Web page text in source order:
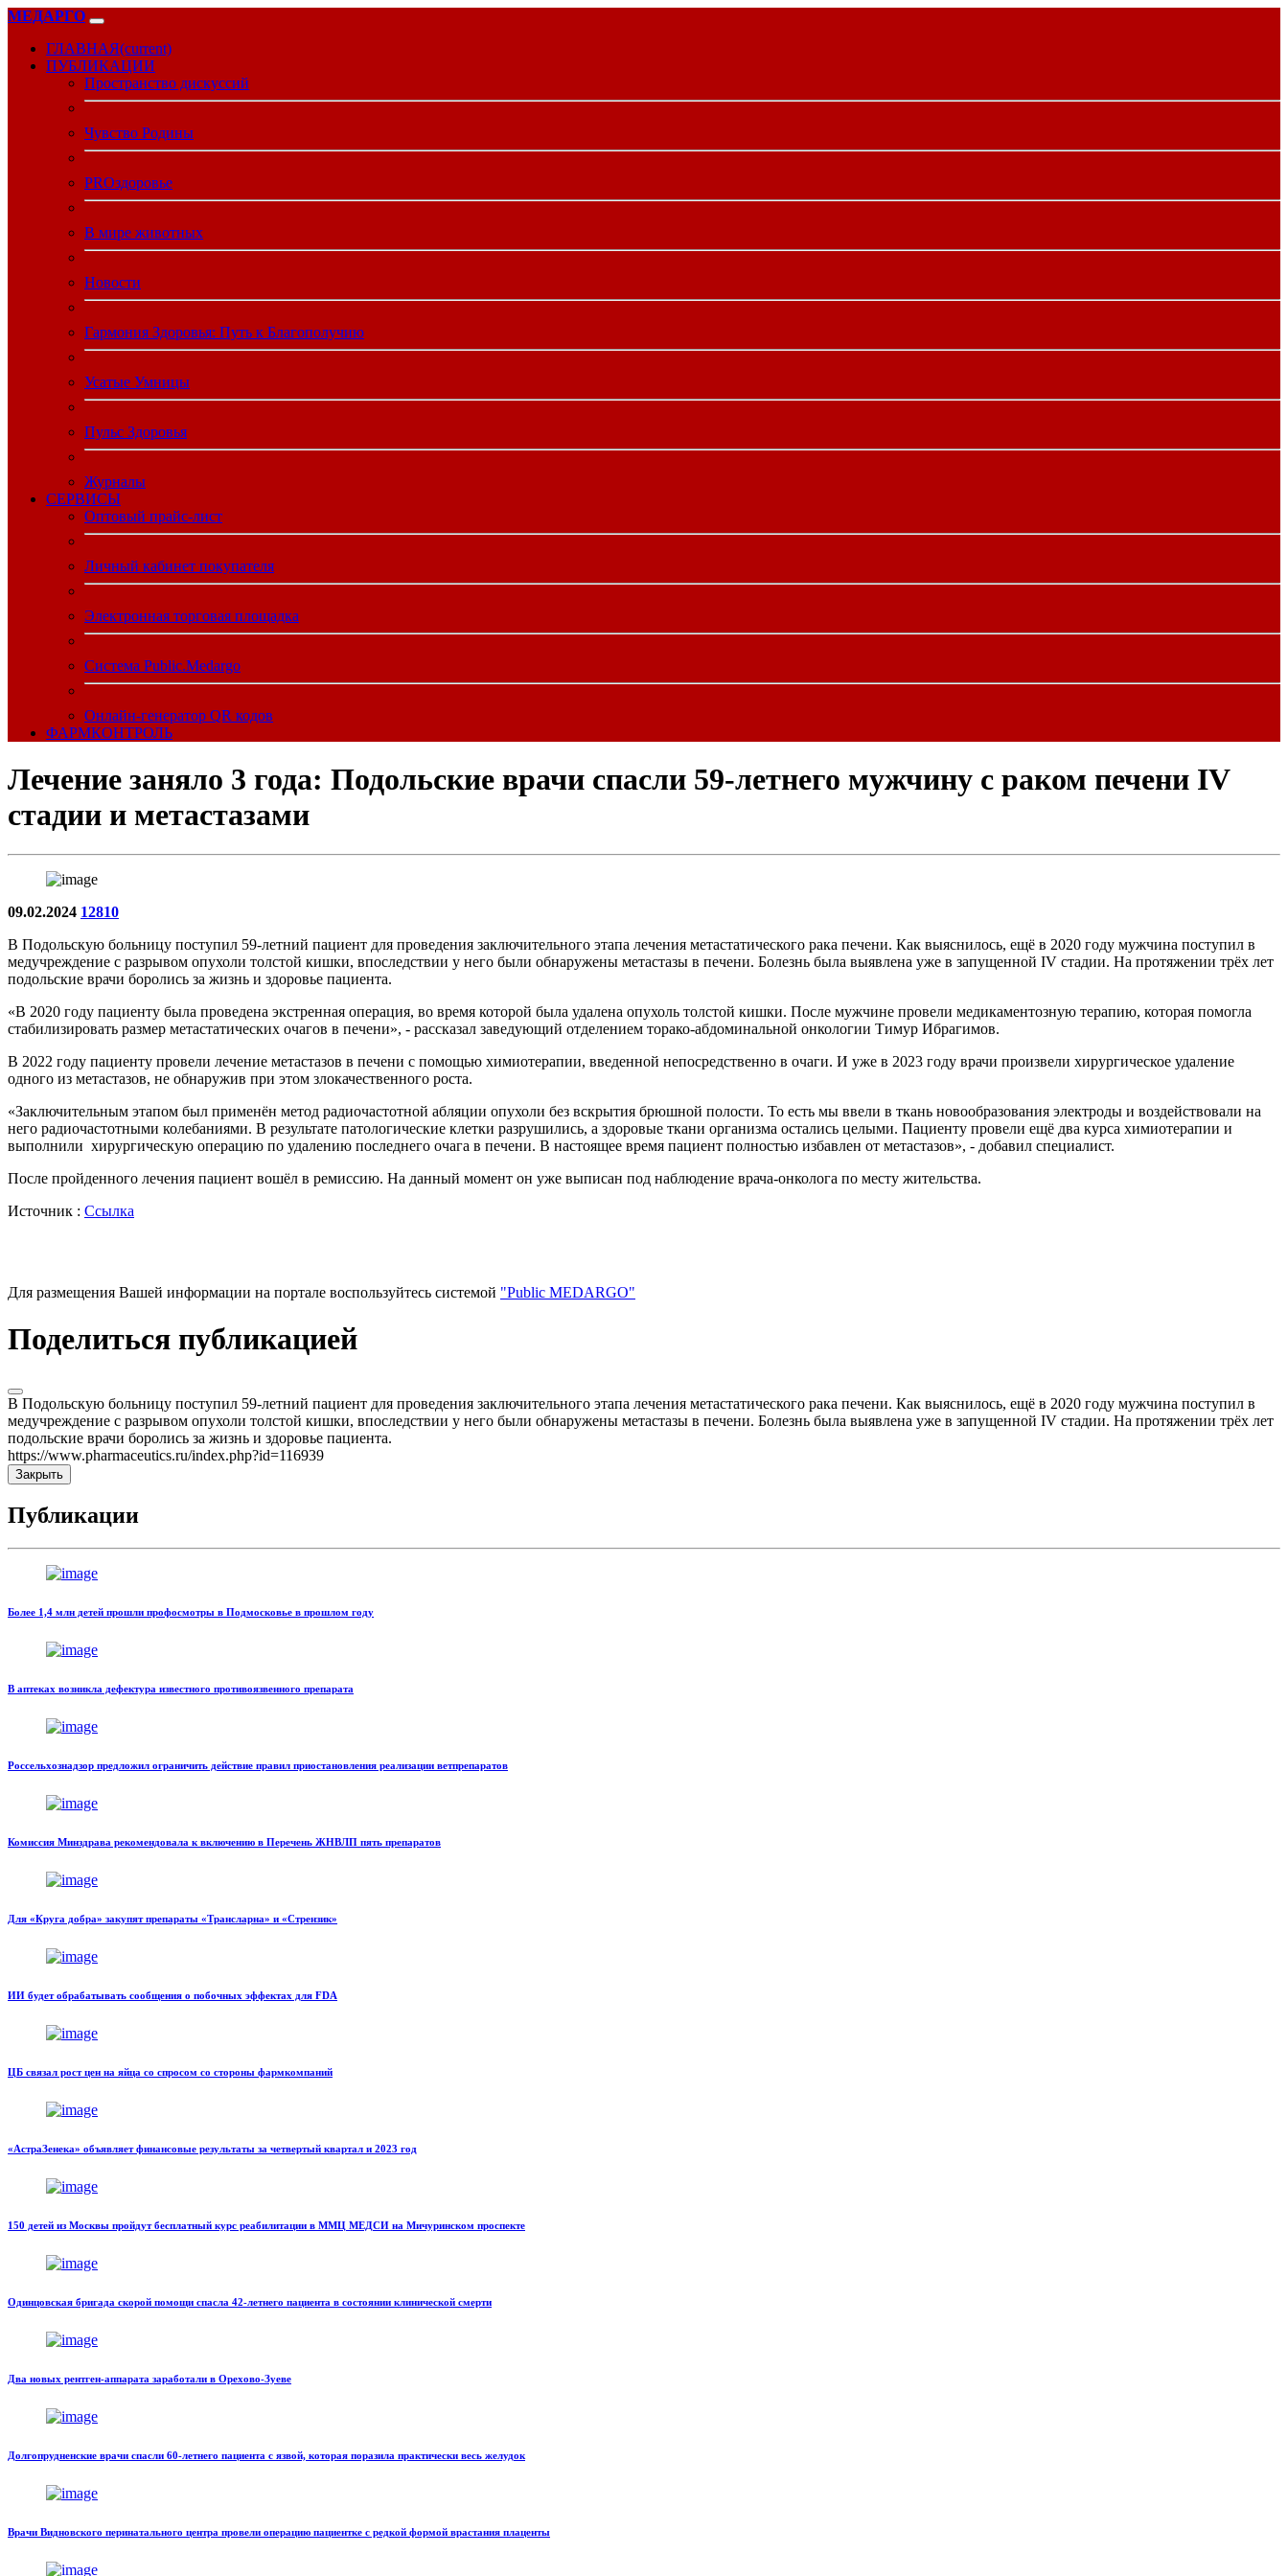
МЕДАРГО
ГЛАВНАЯ(current)
ПУБЛИКАЦИИ
Пространство дискуссий
Чувство Родины
PROздоровье
В мире животных
Новости
Гармония Здоровья: Путь к Благополучию
Усатые Умницы
Пульс Здоровья
Журналы
CЕРВИСЫ
Оптовый прайс-лист
Личный кабинет покупателя
Электронная торговая площадка
Система Public.Medargo
Онлайн-генератор QR кодов
ФАРМКОНТРОЛЬ
Лечение заняло 3 года: Подольские врачи спасли 59-летнего мужчину с раком печени IV
стадии и метастазами
09.02.2024 12810
В Подольскую больницу поступил 59-летний пациент для проведения заключительного этапа лечения метастатического рака печени. Как выяснилось, ещё в 2020 году мужчина поступил в
медучреждение с разрывом опухоли толстой кишки, впоследствии у него были обнаружены метастазы в печени. Болезнь была выявлена уже в запущенной IV стадии. На протяжении трёх лет
подольские врачи боролись за жизнь и здоровье пациента.
«В 2020 году пациенту была проведена экстренная операция, во время которой была удалена опухоль толстой кишки. После мужчине провели медикаментозную терапию, которая помогла
стабилизировать размер метастатических очагов в печени», - рассказал заведующий отделением торако-абдоминальной онкологии Тимур Ибрагимов.
В 2022 году пациенту провели лечение метастазов в печени с помощью химиотерапии, введенной непосредственно в очаги. И уже в 2023 году врачи произвели хирургическое удаление
одного из метастазов, не обнаружив при этом злокачественного роста.
«Заключительным этапом был применён метод радиочастотной абляции опухоли без вскрытия брюшной полости. То есть мы ввели в ткань новообразования электроды и воздействовали на
него радиочастотными колебаниями. В результате патологические клетки разрушились, а здоровые ткани организма остались целыми. Пациенту провели ещё два курса химиотерапии и
выполнили хирургическую операцию по удалению последнего очага в печени. В настоящее время пациент полностью избавлен от метастазов», - добавил специалист.
После пройденного лечения пациент вошёл в ремиссию. На данный момент он уже выписан под наблюдение врача-онколога по месту жительства.
Источник : Ссылка
Для размещения Вашей информации на портале воспользуйтесь системой "Public MEDARGO"
Поделиться публикацией
В Подольскую больницу поступил 59-летний пациент для проведения заключительного этапа лечения метастатического рака печени. Как выяснилось, ещё в 2020 году мужчина поступил в
медучреждение с разрывом опухоли толстой кишки, впоследствии у него были обнаружены метастазы в печени. Болезнь была выявлена уже в запущенной IV стадии. На протяжении трёх лет
подольские врачи боролись за жизнь и здоровье пациента.
https://www.pharmaceutics.ru/index.php?id=116939
Закрыть
Публикации
Более 1,4 млн детей прошли профосмотры в Подмосковье в прошлом году
В аптеках возникла дефектура известного противоязвенного препарата
Россельхознадзор предложил ограничить действие правил приостановления реализации ветпрепаратов
Комиссия Минздрава рекомендовала к включению в Перечень ЖНВЛП пять препаратов
Для «Круга добра» закупят препараты «Трансларна» и «Стрензик»
ИИ будет обрабатывать сообщения о побочных эффектах для FDA
ЦБ связал рост цен на яйца со спросом со стороны фармкомпаний
«АстраЗенека» объявляет финансовые результаты за четвертый квартал и 2023 год
150 детей из Москвы пройдут бесплатный курс реабилитации в ММЦ МЕДСИ на Мичуринском проспекте
Одинцовская бригада скорой помощи спасла 42-летнего пациента в состоянии клинической смерти
Два новых рентген-аппарата заработали в Орехово-Зуеве
Долгопрудненские врачи спасли 60-летнего пациента с язвой, которая поразила практически весь желудок
Врачи Видновского перинатального центра провели операцию пациентке с редкой формой врастания плаценты